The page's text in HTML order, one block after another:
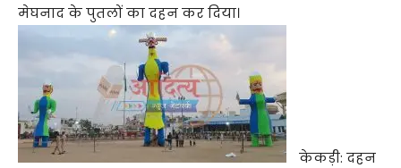
मेघनाद के पुतलों का दहन कर दिया।
केकड़ी: दहन